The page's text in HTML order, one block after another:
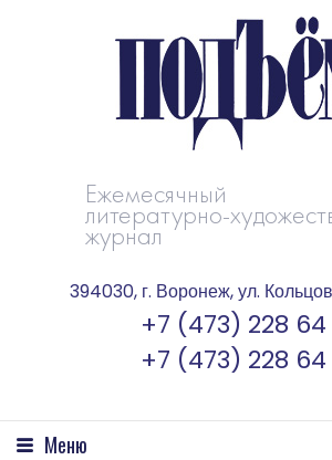
Ежемесячный
литературно-
журнал
394030, г. Воронеж, ул.
+7 (473) 228 64
+7 (473) 228 64
Меню